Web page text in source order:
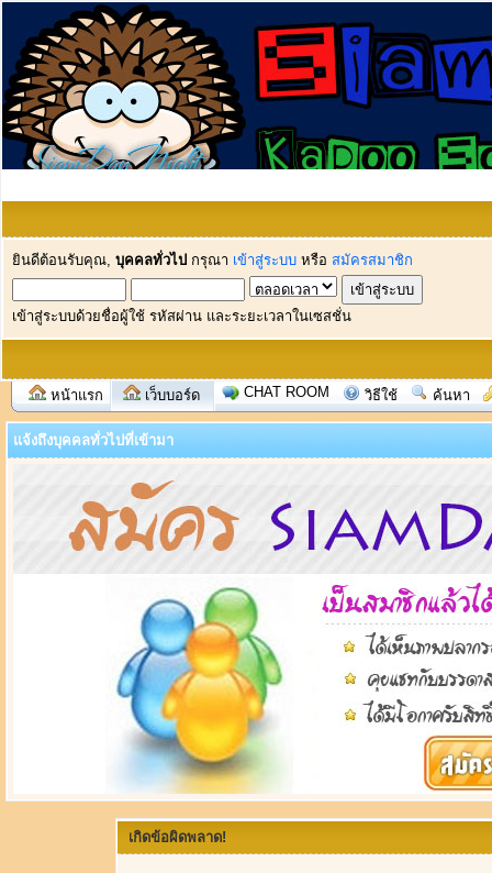
ยินดีต้อนรับคุณ, บุคคลทั่วไป กรุณา เข้าสู่ระบบ หรือ สมัครสมาชิก
เข้าสู่ระบบด้วยชื่อผู้ใช้ รหัสผ่าน และระยะเวลาในเซสชั่น
หน้าแรก เว็บบอร์ด CHAT ROOM วิธีใช้ ค้นหา
แจ้งถึงบุคคลทั่วไปที่เข้ามา
เกิดข้อผิดพลาด!